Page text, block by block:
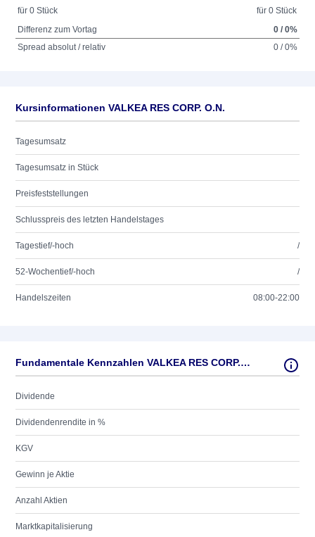
für 0 Stück
für 0 Stück
Differenz zum Vortag
0 / 0%
Spread absolut / relativ
0 / 0%
Kursinformationen VALKEA RES CORP. O.N.
Tagesumsatz
Tagesumsatz in Stück
Preisfeststellungen
Schlusspreis des letzten Handelstages
Tagestief/-hoch /
52-Wochentief/-hoch /
Handelszeiten 08:00-22:00
Fundamentale Kennzahlen VALKEA RES CORP. O.N.
Dividende
Dividendenrendite in %
KGV
Gewinn je Aktie
Anzahl Aktien
Marktkapitalisierung